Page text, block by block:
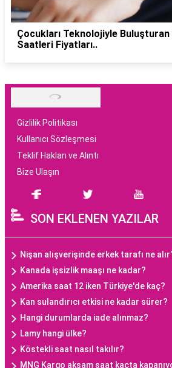
Çocukları Teknolojiyle Buluşturan
Saatleri Fiyatları..
Gizlilik Politikası
Kullanıcı Sözleşmesi
Teklif Hakları ve Alıntı
Bize Ulaşın
SON EKLENEN YAZILAR
Nişan alışverişinde erkek tarafı ne
Kanada işsizlik maaşı ne kadar?
Amerika saat 12 iken Türkiye'de kaç?
Kan sulandırıcı etkisi ne kadar sürer?
Hangi durumlarda iade alınmaz?
Lamy hangi ülke?
Köstekli saat nasıl takılır?
MNG Kargo akşam saat kaçta